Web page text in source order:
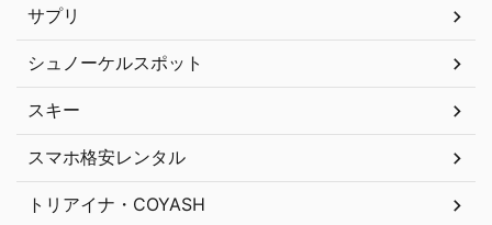
サプリ
シュノーケルスポット
スキー
スマホ格安レンタル
トリアイナ・COYASH